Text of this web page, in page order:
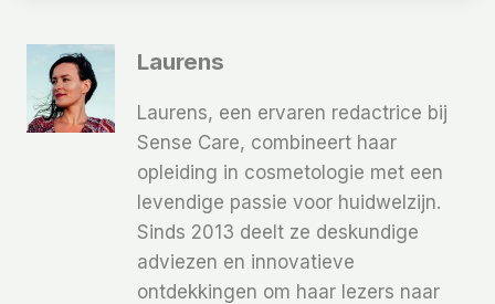
Laurens
Laurens, een ervaren redactrice bij
Sense Care, combineert haar
opleiding in cosmetologie met een
levendige passie voor huidwelzijn.
Sinds 2013 deelt ze deskundige
adviezen en innovatieve
ontdekkingen om haar lezers naar